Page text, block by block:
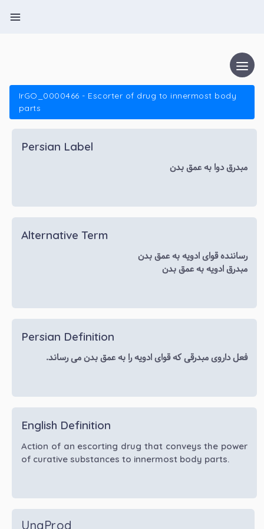
IrGO_0000466 - Escorter of drug to innermost body
parts
Persian Label
مبدرق دوا به عمق بدن
Alternative Term
رساننده قوای ادویه به عمق بدن
مبدرق ادویه به عمق بدن
Persian Definition
فعل داروی مبدرقی که قوای ادویه را به عمق بدن می رساند.
English Definition
Action of an escorting drug that conveys the power
of curative substances to innermost body parts.
UnaProd